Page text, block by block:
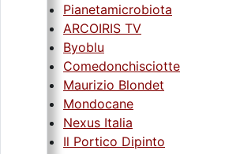
Pianetamicrobiota
ARCOIRIS TV
Byoblu
Comedonchisciotte
Maurizio Blondet
Mondocane
Nexus Italia
Il Portico Dipinto